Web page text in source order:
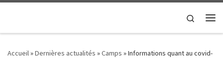
Search
Accueil»Dernières actualités »Camps »Informations quant au covid-